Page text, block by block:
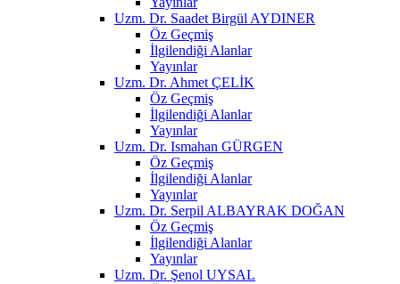
Uzm. Dr. Saadet Birgül AYDINER
Öz Geçmiş
İlgilendiği Alanlar
Yayınlar
Uzm. Dr. Ahmet ÇELİK
Öz Geçmiş
İlgilendiği Alanlar
Yayınlar
Uzm. Dr. Ismahan GÜRGEN
Öz Geçmiş
İlgilendiği Alanlar
Yayınlar
Uzm. Dr. Serpil ALBAYRAK DOĞAN
Öz Geçmiş
İlgilendiği Alanlar
Yayınlar
Uzm. Dr. Şenol UYSAL